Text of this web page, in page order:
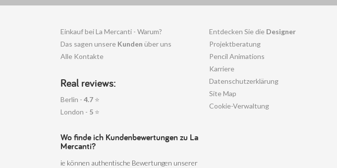
Einkauf bei La Mercanti - Warum?
Das sagen unsere Kunden über uns
Alle Kontakte
Real reviews:
Berlin - 4.7 ⭐
London - 5 ⭐
Wo finde ich Kundenbewertungen zu La
Mercanti?
ie können authentische Bewertungen unserer
Entdecken Sie die Designer
Projektberatung
Pencil Animations
Karriere
Datenschutzerklärung
Site Map
Cookie-Verwaltung